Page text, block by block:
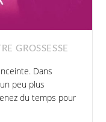
GROSSESSE
Dans
peu plus
du temps pour